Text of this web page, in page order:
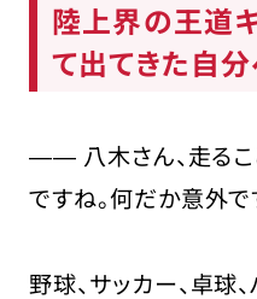
陸上界の王道
て出てきた自
―― 八木さん、走る
ですね。何だか意外で
野球、サッカー、卓球